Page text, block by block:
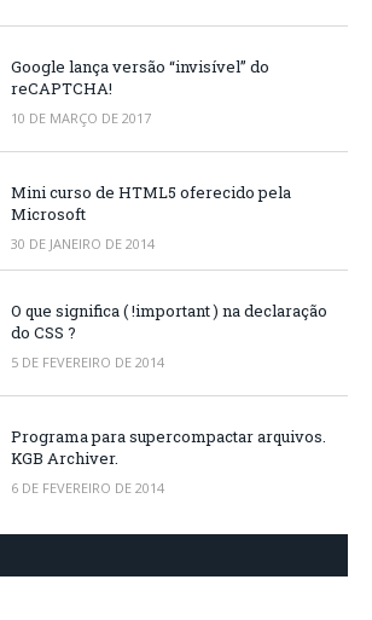
Google lança versão “invisível” do
reCAPTCHA!
10 DE MARÇO DE 2017
Mini curso de HTML5 oferecido pela
Microsoft
30 DE JANEIRO DE 2014
O que significa ( !important ) na declaração
do CSS ?
5 DE FEVEREIRO DE 2014
Programa para supercompactar arquivos.
KGB Archiver.
6 DE FEVEREIRO DE 2014